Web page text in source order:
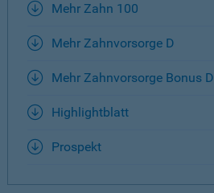
Mehr Zahn 100
Mehr Zahnvorsorge D
Mehr Zahnvorsorge Bonus D
Highlightblatt
Prospekt